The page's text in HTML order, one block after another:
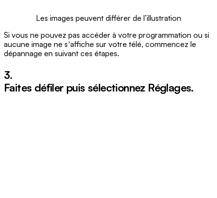
Les images peuvent différer de l’illustration
Si vous ne pouvez pas accéder à votre programmation ou si
aucune image ne sʼaffiche sur votre télé, commencez le
dépannage en suivant ces étapes.
3.
Faites défiler puis sélectionnez Réglages.